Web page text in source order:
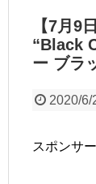
【7月9
“Black
ー ブラ
2020/6/
スポンサ